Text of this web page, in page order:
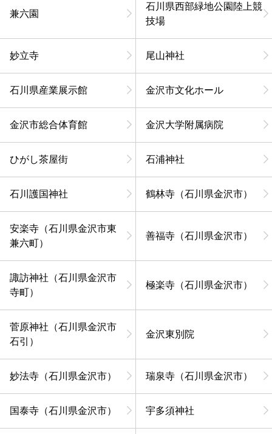
兼六園
石川県西部緑地公園陸上競
技場
妙立寺 尾山神社
石川県産業展示館 金沢市文化ホール
金沢市総合体育館 金沢大学附属病院
ひがし茶屋街 石浦神社
石川護国神社 鶴林寺（石川県金沢市）
安楽寺（石川県金沢市東
兼六町）
善福寺（石川県金沢市）
諏訪神社（石川県金沢市
寺町）
極楽寺（石川県金沢市）
菅原神社（石川県金沢市
石引）
金沢東別院
妙法寺（石川県金沢市） 瑞泉寺（石川県金沢市）
国泰寺（石川県金沢市） 宇多須神社